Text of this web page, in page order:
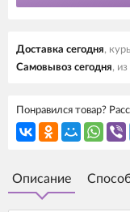
Доставка cегодня,
Самовывоз cегодня, из
Понравился товар?
Описание